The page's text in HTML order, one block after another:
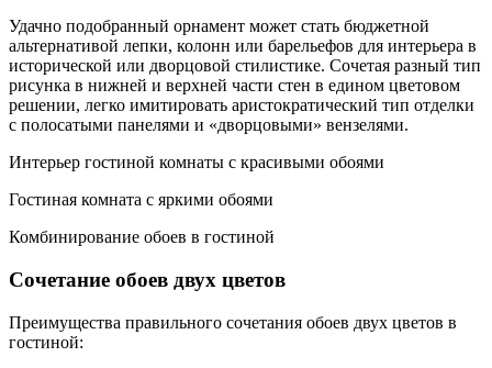
Удачно подобранный орнамент может стать бюджетной
альтернативой лепки, колонн или барельефов для интерьера в
исторической или дворцовой стилистике. Сочетая разный тип
рисунка в нижней и верхней части стен в едином цветовом
решении, легко имитировать аристократический тип отделки
с полосатыми панелями и «дворцовыми» вензелями.
Интерьер гостиной комнаты с красивыми обоями
Гостиная комната с яркими обоями
Комбинирование обоев в гостиной
Сочетание обоев двух цветов
Преимущества правильного сочетания обоев двух цветов в
гостиной: